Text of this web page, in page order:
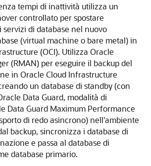
tempi di inattività utilizza un
controllato per spostare
di database nel nuovo
(virtual machine o bare metal) in
(OCI). Utilizza Oracle
(RMAN) per eseguire il backup del
in Oracle Cloud Infrastructure
un database di standby (con
Data Guard, modalità di
Data Guard Maximum Performance
di redo asincrono) nell'ambiente
backup, sincronizza i database di
e passa al database di
database primario.